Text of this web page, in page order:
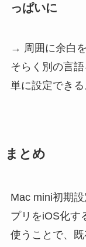
っぱいに
→ 周囲に余白
そらく別の言
単に設定できる
まとめ
Mac mini初期
プリをiOS化す
使うことで、